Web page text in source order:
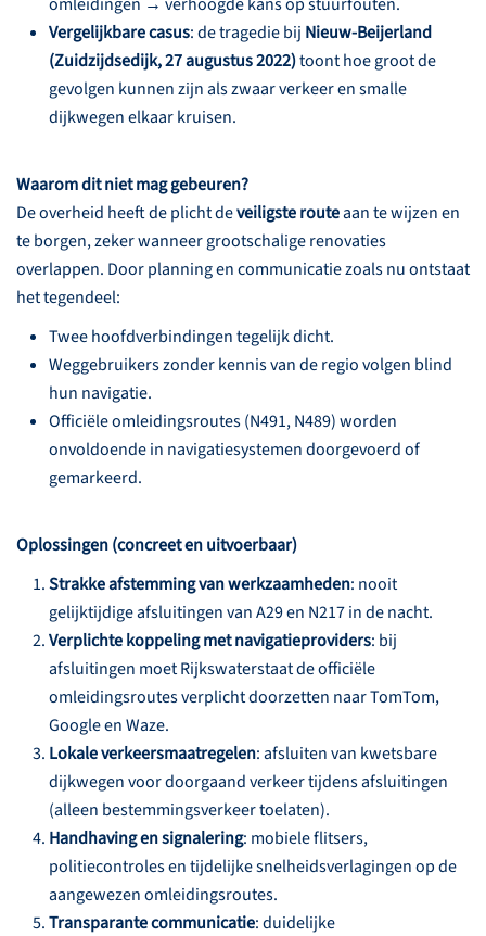
Vergelijkbare casus: de tragedie bij Nieuw-Beijerland
(Zuidzijdsedijk, 27 augustus 2022)toont hoe groot de
gevolgen kunnen zijn als zwaar verkeer en smalle
dijkwegen elkaar kruisen.
Waarom dit niet mag gebeuren?
De overheid heeft de plicht deveiligste routeaan te wijzen en
te borgen, zeker wanneer grootschalige renovaties
overlappen. Door planning en communicatie zoals nu ontstaat
het tegendeel:
Twee hoofdverbindingen tegelijk dicht.
Weggebruikers zonder kennis van de regio volgen blind
hun navigatie.
Officiële omleidingsroutes (N491, N489) worden
onvoldoende in navigatiesystemen doorgevoerd of
gemarkeerd.
Oplossingen (concreet en uitvoerbaar)
Strakke afstemming van werkzaamheden: nooit
gelijktijdige afsluitingen van A29 en N217 in de nacht.
Verplichte koppeling met navigatieproviders: bij
afsluitingen moet Rijkswaterstaat de officiële
omleidingsroutes verplicht doorzetten naar TomTom,
Google en Waze.
Lokale verkeersmaatregelen: afsluiten van kwetsbare
dijkwegen voor doorgaand verkeer tijdens afsluitingen
(alleen bestemmingsverkeer toelaten).
Handhaving en signalering: mobiele flitsers,
politiecontroles en tijdelijke snelheidsverlagingen op de
aangewezen omleidingsroutes.
Transparante communicatie: duidelijke